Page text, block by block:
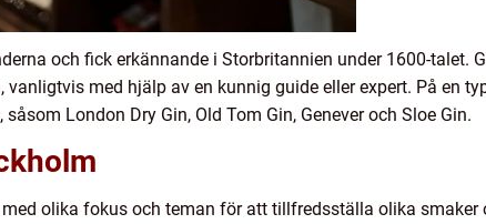
och fick erkännande i Storbritannien under 1600-talet.
med hjälp av en kunnig guide eller expert. På en
London Dry Gin, Old Tom Gin, Genever och Sloe Gin.
olika fokus och teman för att tillfredsställa olika smaker